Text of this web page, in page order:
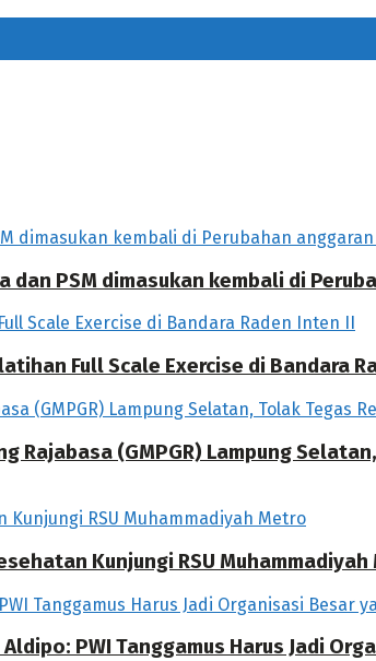
PSM dimasukan kembali di
Full Scale Exercise di Bandara
Rajabasa (GMPGR) Lampung
Kunjungi RSU Muhammadiyah
PWI Tanggamus Harus Jadi